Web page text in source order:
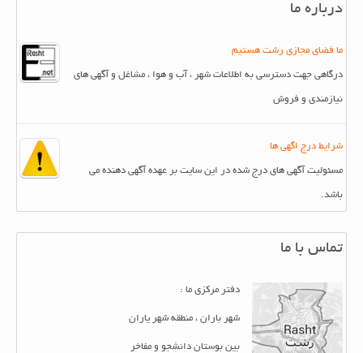
درباره ما
ما فضای مجازی رشت هستیم
درگاهی جهت دسترسی به اطلاعات شهر ، آب و هوا ، مشاغل و آگهی های
نیازمندی و فروش
شرایط درج اگهی ها
مسئولیت آگهی های درج شده در این سایت بر عهده آگهی دهنده می
باشد.
تماس با ما
دفتر مرکزی ما :
شهر باران ، منطقه شهر یاران
بین بوستان دانشجو و مفاخر